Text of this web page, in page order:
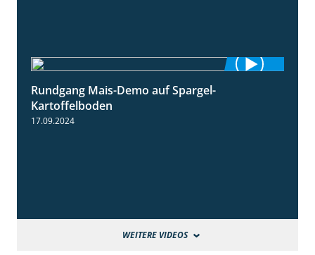
Rundgang Mais-Demo auf Spargel-
Kartoffelboden
17.09.2024
WEITERE VIDEOS